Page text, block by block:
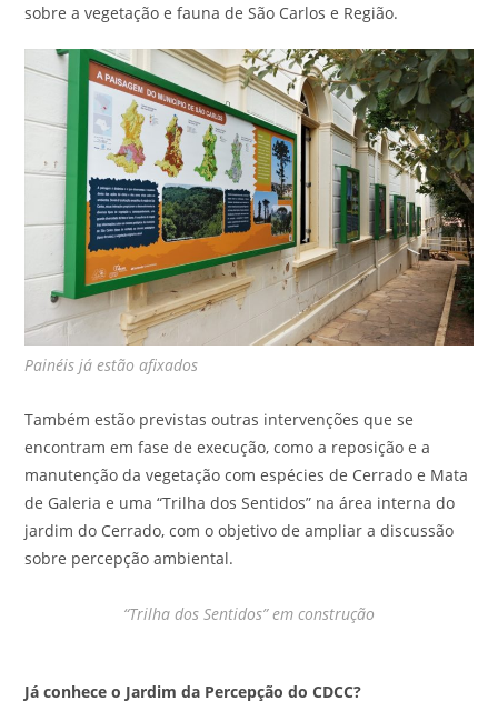
sobre a vegetação e fauna de São Carlos e Região.
Painéis já estão afixados
Também estão previstas outras intervenções que se
encontram em fase de execução, como a reposição e a
manutenção da vegetação com espécies de Cerrado e Mata
de Galeria e uma “Trilha dos Sentidos” na área interna do
jardim do Cerrado, com o objetivo de ampliar a discussão
sobre percepção ambiental.
“Trilha dos Sentidos” em construção
Já conhece o Jardim da Percepção do CDCC?